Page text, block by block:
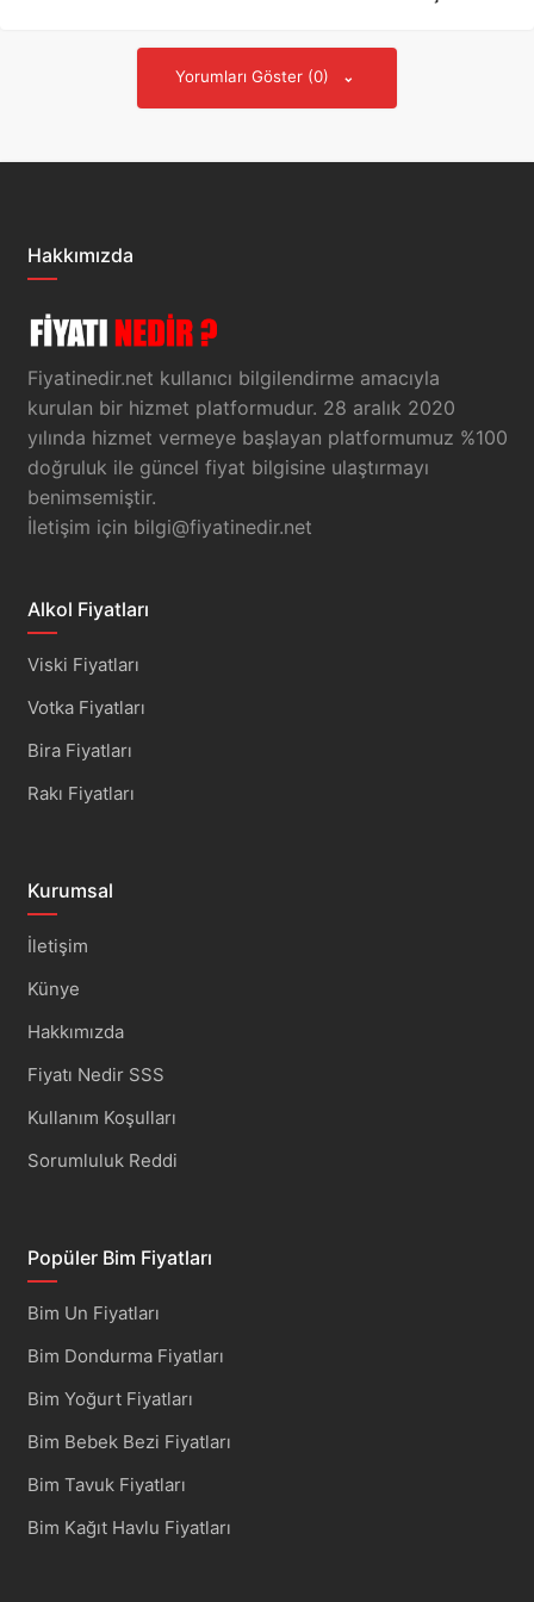
Yorumları Göster (0)
Hakkımızda
Fiyatinedir.net kullanıcı bilgilendirme amacıyla
kurulan bir hizmet platformudur. 28 aralık 2020
yılında hizmet vermeye başlayan platformumuz %100
doğruluk ile güncel fiyat bilgisine ulaştırmayı
benimsemiştir.
İletişim için bilgi@fiyatinedir.net
Alkol Fiyatları
Viski Fiyatları
Votka Fiyatları
Bira Fiyatları
Rakı Fiyatları
Kurumsal
İletişim
Künye
Hakkımızda
Fiyatı Nedir SSS
Kullanım Koşulları
Sorumluluk Reddi
Popüler Bim Fiyatları
Bim Un Fiyatları
Bim Dondurma Fiyatları
Bim Yoğurt Fiyatları
Bim Bebek Bezi Fiyatları
Bim Tavuk Fiyatları
Bim Kağıt Havlu Fiyatları